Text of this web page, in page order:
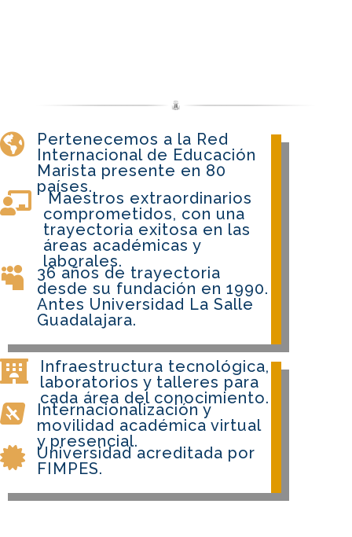

Pertenecemos a la Red
Internacional de Educación
Marista presente en 80
países.

Maestros extraordinarios
comprometidos, con una
trayectoria exitosa en las
áreas académicas y
laborales.

36 años de trayectoria
desde su fundación en 1990.
Antes Universidad La Salle
Guadalajara.

Infraestructura tecnológica,
laboratorios y talleres para
cada área del conocimiento.

Internacionalización y
movilidad académica virtual
y presencial.

Universidad acreditada por
FIMPES.